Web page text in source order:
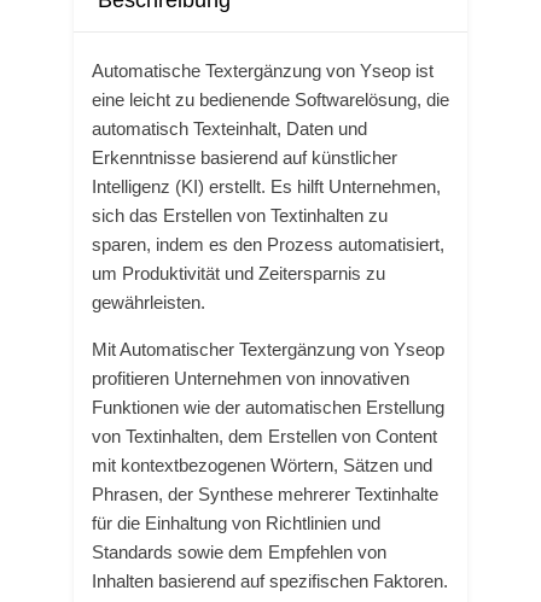
Automatische Textergänzung von Yseop ist
eine leicht zu bedienende Softwarelösung, die
automatisch Texteinhalt, Daten und
Erkenntnisse basierend auf künstlicher
Intelligenz (KI) erstellt. Es hilft Unternehmen,
sich das Erstellen von Textinhalten zu
sparen, indem es den Prozess automatisiert,
um Produktivität und Zeitersparnis zu
gewährleisten.
Mit Automatischer Textergänzung von Yseop
profitieren Unternehmen von innovativen
Funktionen wie der automatischen Erstellung
von Textinhalten, dem Erstellen von Content
mit kontextbezogenen Wörtern, Sätzen und
Phrasen, der Synthese mehrerer Textinhalte
für die Einhaltung von Richtlinien und
Standards sowie dem Empfehlen von
Inhalten basierend auf spezifischen Faktoren.